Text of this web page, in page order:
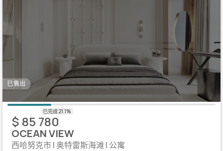
已售出
$ 85 780
OCEAN VIEW
西哈努克市 | 奥特雷斯海滩 | 公寓